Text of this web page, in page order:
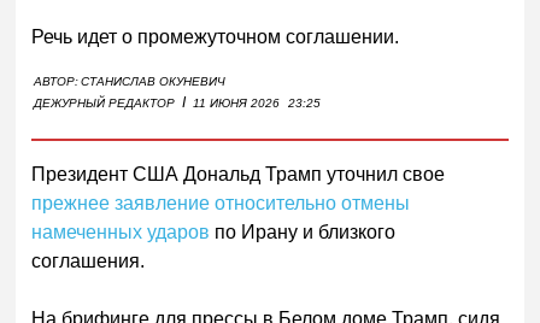
Речь идет о промежуточном соглашении.
АВТОР:СТАНИСЛАВ ОКУНЕВИЧ
ДЕЖУРНЫЙ РЕДАКТОР I 11 ИЮНЯ 2026 23:25
Президент США Дональд Трамп уточнил свое
прежнее заявление относительно отмены
намеченных ударов по Ирану и близкого
соглашения.
На брифинге для прессы в Белом доме Трамп, сидя